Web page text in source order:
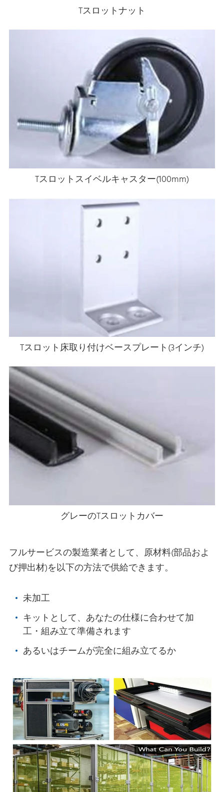
Tスロットナット
Tスロットスイベルキャスター(100mm)
Tスロット床取り付けベースプレート(3インチ)
グレーのTスロットカバー
フルサービスの製造業者として、原材料(部品およ
び押出材)を以下の方法で供給できます。
未加工
キットとして、あなたの仕様に合わせて加
工・組み立て準備されます
あるいはチームが完全に組み立てるか